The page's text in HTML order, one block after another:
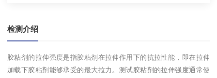
检测介绍
胶粘剂的拉伸强度是指胶粘剂在拉伸作用下的抗拉性能，即在拉伸
加载下胶粘剂能够承受的最大拉力。测试胶粘剂的拉伸强度通常使